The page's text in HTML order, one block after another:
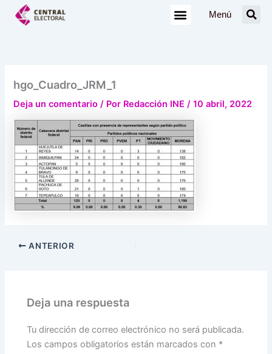
Menú
hgo_Cuadro_JRM_1
Deja un comentario / Por Redacción INE/10 abril, 2022
ANTERIOR
Deja una respuesta
Tu dirección de correo electrónico no será publicada.
Los campos obligatorios están marcados con *